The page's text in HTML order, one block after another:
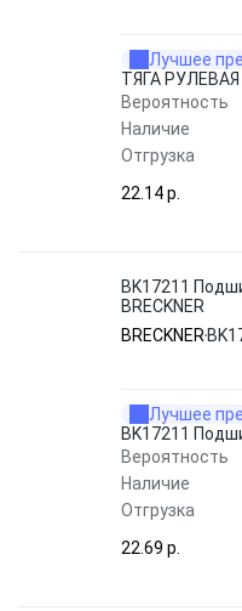
Лучшее
ТЯГА РУЛЕВАЯ
Вероятность
Наличие
Отгрузка
22.14 p.
BK17211
BRECKNER
BRECKNER
Лучшее
BK17211
Вероятность
Наличие
Отгрузка
22.69 p.